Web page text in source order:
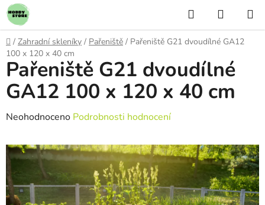
Přejít
na
obsah
Hledat
KOŠÍK
Domů
/ Zahradní skleníky / Pařeniště / Pařeniště G21 dvoudílné GA12
100 x 120 x 40 cm
Pařeniště G21 dvoudílné
GA12 100 x 120 x 40 cm
Průměrné
produktu
je
0,0
z
Neohodnoceno Podrobnosti hodnocení